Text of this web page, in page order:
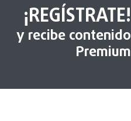
¡REGÍSTRATE!
y recibe contenido
Premium